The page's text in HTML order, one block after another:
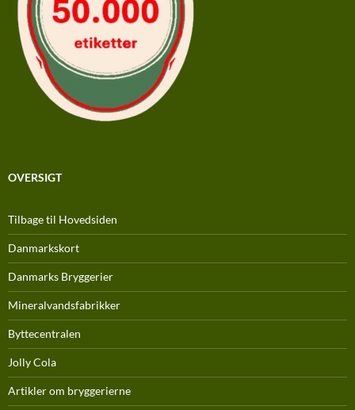
OVERSIGT
Tilbage til Hovedsiden
Danmarkskort
Danmarks Bryggerier
Mineralvandsfabrikker
Byttecentralen
Jolly Cola
Artikler om bryggerierne